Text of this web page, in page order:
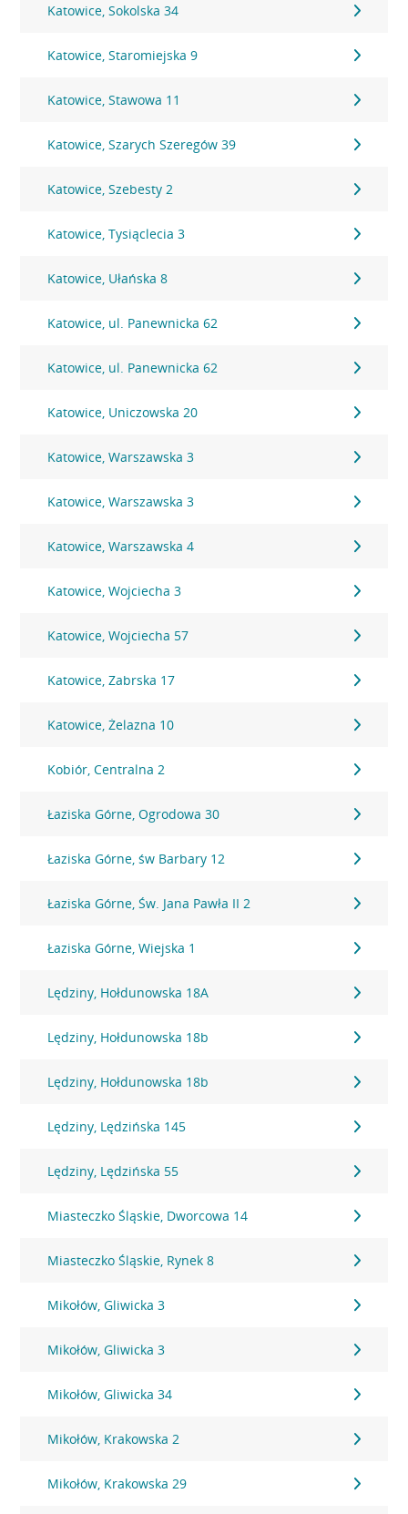
Katowice, Sokolska 34
Katowice, Staromiejska 9
Katowice, Stawowa 11
Katowice, Szarych Szeregów 39
Katowice, Szebesty 2
Katowice, Tysiąclecia 3
Katowice, Ułańska 8
Katowice, ul. Panewnicka 62
Katowice, ul. Panewnicka 62
Katowice, Uniczowska 20
Katowice, Warszawska 3
Katowice, Warszawska 3
Katowice, Warszawska 4
Katowice, Wojciecha 3
Katowice, Wojciecha 57
Katowice, Zabrska 17
Katowice, Żelazna 10
Kobiór, Centralna 2
Łaziska Górne, Ogrodowa 30
Łaziska Górne, św Barbary 12
Łaziska Górne, Św. Jana Pawła II 2
Łaziska Górne, Wiejska 1
Lędziny, Hołdunowska 18A
Lędziny, Hołdunowska 18b
Lędziny, Hołdunowska 18b
Lędziny, Lędzińska 145
Lędziny, Lędzińska 55
Miasteczko Śląskie, Dworcowa 14
Miasteczko Śląskie, Rynek 8
Mikołów, Gliwicka 3
Mikołów, Gliwicka 3
Mikołów, Gliwicka 34
Mikołów, Krakowska 2
Mikołów, Krakowska 29